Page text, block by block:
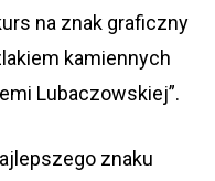
na znak graficzny
kamiennych
Lubaczowskiej”.
znaku